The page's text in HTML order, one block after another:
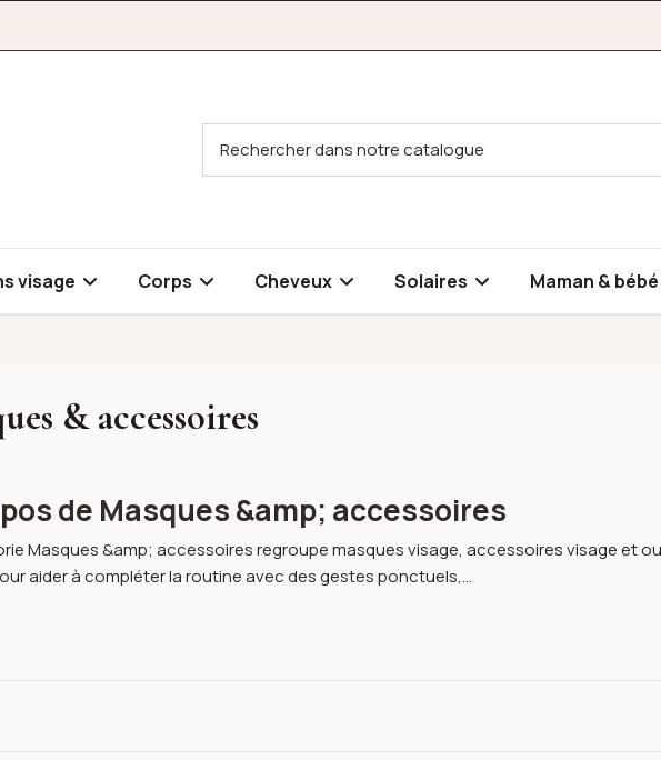
visage Corps Cheveux Solaires Maman & bébé
& accessoires
de Masques &amp; accessoires
Masques &amp; accessoires regroupe masques visage, accessoires visage et
aider à compléter la routine avec des gestes ponctuels,...